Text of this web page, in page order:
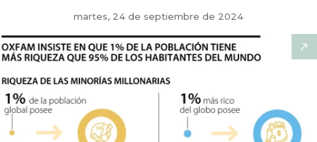
martes, 24 de septiembre de 2024